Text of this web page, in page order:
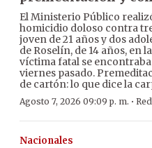
El Ministerio Público
homicidio doloso contra
joven de 21 años y dos
de Roselín, de 14 años, en
víctima fatal se
viernes pasado.
de cartón: lo que dice la
Agosto 7, 2026 09:09 p. m. ·
Nacionales